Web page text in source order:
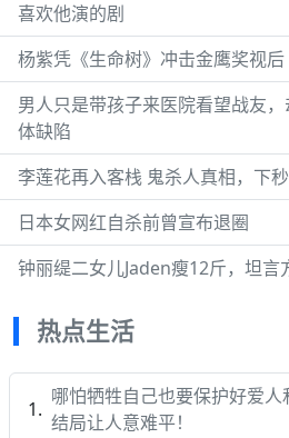
喜欢他演的剧
杨紫凭《生命树》冲击金鹰奖视后
男人只是带孩子来医院看望战友
体缺陷
李莲花再入客栈 鬼杀人真相，下
日本女网红自杀前曾宣布退圈
钟丽缇二女儿Jaden瘦12斤，坦言
热点生活
哪怕牺牲自己也要保护好爱人
结局让人意难平！